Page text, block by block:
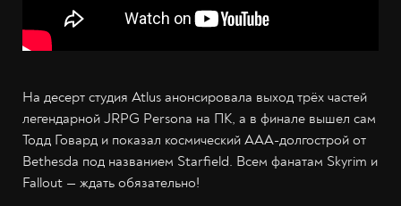
На десерт студия Atlus анонсировала выход трёх частей
легендарной JRPG Persona на ПК, а в финале вышел сам
Тодд Говард и показал космический AAA-долгострой от
Bethesda под названием Starfield. Всем фанатам Skyrim и
Fallout — ждать обязательно!